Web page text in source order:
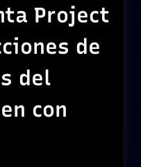
Project
de
del
con